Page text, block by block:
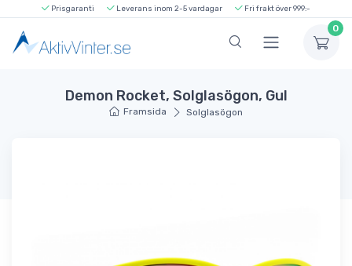
Prisgaranti Leverans inom 2-5 vardagar Fri frakt över 999:-
0
Demon Rocket, Solglasögon, Gul
Framsida Solglasögon